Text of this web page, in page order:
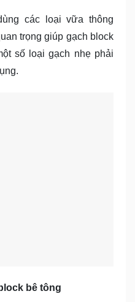
các loại vữa thông
trọng giúp gạch block
số loại gạch nhẹ phải
bê tông